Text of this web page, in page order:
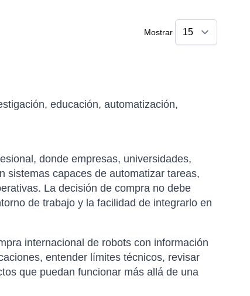
Mostrar
educación, automatización,
donde empresas, universidades,
sistemas capaces de automatizar tareas,
La decisión de compra no debe
de trabajo y la facilidad de integrarlo en
internacional de robots con información
entender límites técnicos, revisar
que puedan funcionar más allá de una